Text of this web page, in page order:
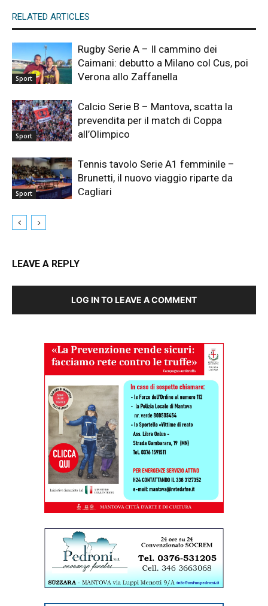
RELATED ARTICLES
Sport
Rugby Serie A – Il cammino dei
Caimani: debutto a Milano col Cus, poi
Verona allo Zaffanella
Sport
Calcio Serie B – Mantova, scatta la
prevendita per il match di Coppa
all’Olimpico
Sport
Tennis tavolo Serie A1 femminile –
Brunetti, il nuovo viaggio riparte da
Cagliari
LEAVE A REPLY
LOG IN TO LEAVE A COMMENT